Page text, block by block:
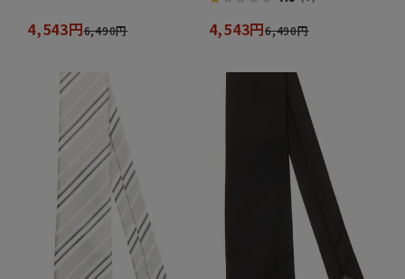
4,543円6,490円 4,543円6,490円